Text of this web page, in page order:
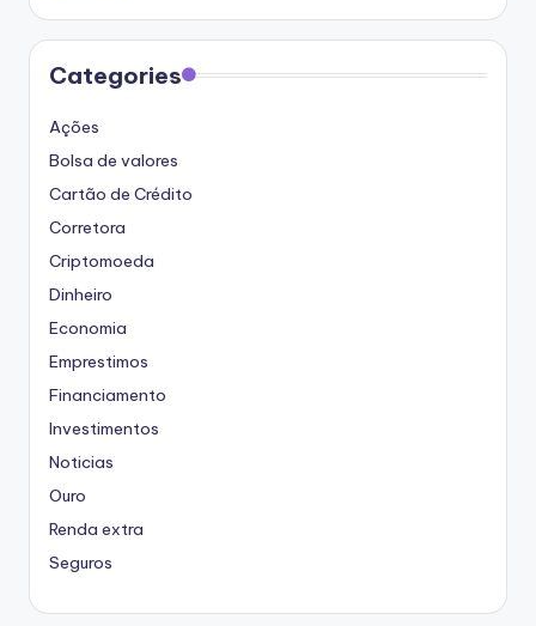
Categories
Ações
Bolsa de valores
Cartão de Crédito
Corretora
Criptomoeda
Dinheiro
Economia
Emprestimos
Financiamento
Investimentos
Noticias
Ouro
Renda extra
Seguros